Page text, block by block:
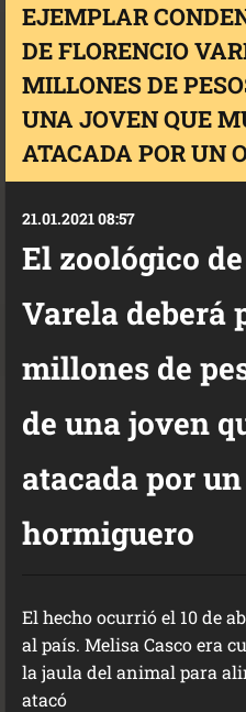
EJEMPLAR
DE FLORENCIO
MILLONES DE
UNA JOVEN QUE
ATACADA POR UN
21.01.2021 08:57
El zoológico
Varela deberá
millones de
de una joven
atacada por
hormiguero
El hecho ocurrió el 10 de
al país. Melisa Casco era
la jaula del animal para
atacó